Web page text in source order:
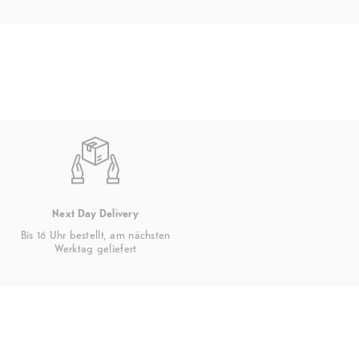
Next Day Delivery
Bis 16 Uhr bestellt, am nächsten
Werktag geliefert